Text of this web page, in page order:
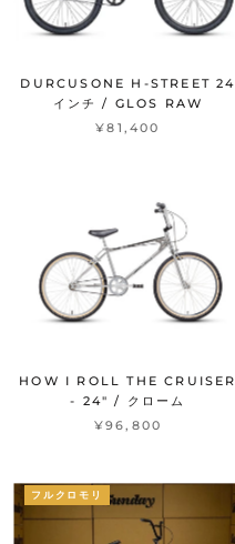
DURCUSONE H-STREET 24
インチ / GLOS RAW
¥81,400
HOW I ROLL THE CRUISER
- 24" / クローム
¥96,800
フルクロモリ